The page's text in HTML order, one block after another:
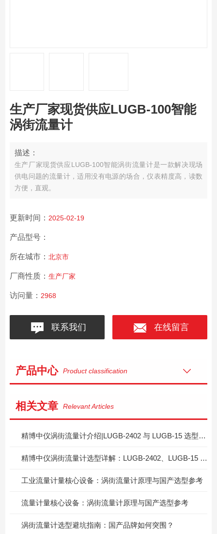
生产厂家现货供应LUGB-100智能
涡街流量计
描述：
生产厂家现货供应LUGB-100智能涡街流量计是一款解决现场
供电问题的流量计，适用没有电源的场合，仪表精度高，读数
方便，直观。
更新时间： 2025-02-19
产品型号：
所在城市： 北京市
厂商性质： 生产厂家
访问量： 2968
联系我们 在线留言
产品中心 Product classification
相关文章 Relevant Articles
精博中仪涡街流量计介绍|LUGB‑2402 与 LUGB‑15 选型区分指南
精博中仪涡街流量计选型详解：LUGB‑2402、LUGB‑15 两款型号怎么按需挑选？
工业流量计量核心设备：涡街流量计原理与国产选型参考
流量计量核心设备：涡街流量计原理与国产选型参考
涡街流量计选型避坑指南：国产品牌如何突围？